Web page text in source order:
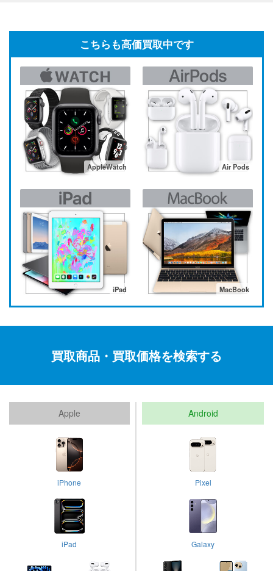
こちらも高価買取中です
AppleWatch Air Pods
iPad MacBook
買取商品・買取価格を検索する
Apple
iPhone
iPad
Android
Pixel
Galaxy